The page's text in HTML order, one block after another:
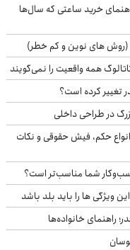
خرید ساعتی که سال‌ها
(روش های نوین و کم خطر)
همه واقعیت را نمی‌گویند
در طراحی داخلی
حکم، فیش حقوقی و نکات
کسب‌وکار شما مناسب‌تر است؟
ویژگی ها را باید بلد باشد